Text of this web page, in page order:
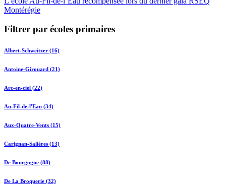
Montérégie
Filtrer par écoles primaires
Albert-Schweitzer (16)
Antoine-Girouard (21)
Arc-en-ciel (22)
Au-Fil-de-l'Eau (34)
Aux-Quatre-Vents (15)
Carignan-Salières (13)
De Bourgogne (88)
De La Broquerie (32)